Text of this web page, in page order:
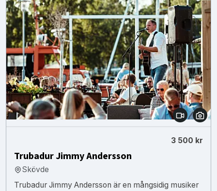
3 500 kr
Trubadur Jimmy Andersson
Skövde
Trubadur Jimmy Andersson är en mångsidig musiker